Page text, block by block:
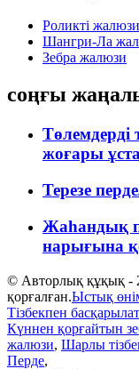
Роликті жалюзи
Шангри-Ла
Зебра жалюзи
соңғы
Төлемдерді
жоғары
Терезе
Жаһандық
нарығына
© Авторлық құқық -
қорғалған.Ыстық
Тізбекпен
Күннен қорғайтын
жалюзи, Шарлы
Перде,